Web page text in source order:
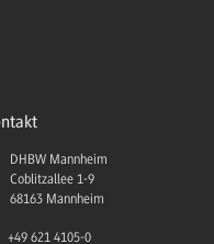
DHBW Mannheim
Coblitzallee 1-9
68163 Mannheim
+49 621 4105-0